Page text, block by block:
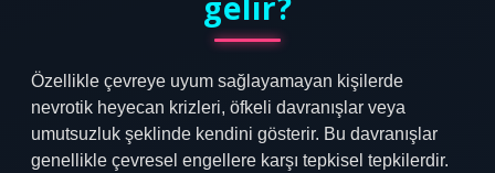
Özellikle çevreye uyum sağlayamayan kişilerde
nevrotik heyecan krizleri, öfkeli davranışlar veya
umutsuzluk şeklinde kendini gösterir. Bu davranışlar
genellikle çevresel engellere karşı tepkisel tepkilerdir.